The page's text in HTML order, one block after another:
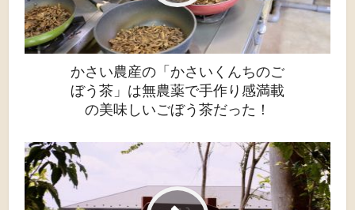
かさい農産の「かさいくんちのご
ぼう茶」は無農薬で手作り感満載
の美味しいごぼう茶だった！